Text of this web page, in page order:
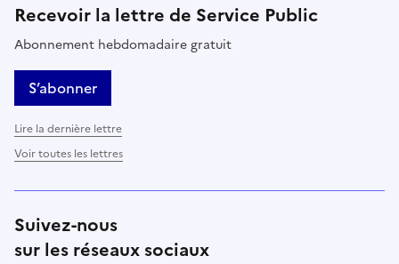
Recevoir la lettre de Service Public
Abonnement hebdomadaire gratuit
S’abonner
Lire la dernière lettre
Voir toutes les lettres
Suivez-nous
sur les réseaux sociaux